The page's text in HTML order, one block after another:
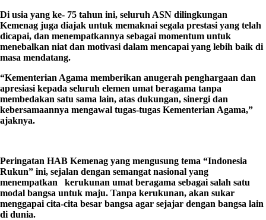
Di usia yang ke- 75 tahun ini, seluruh ASN dilingkungan
Kemenag juga diajak untuk memaknai segala prestasi yang telah
dicapai, dan menempatkannya sebagai momentum untuk
menebalkan niat dan motivasi dalam mencapai yang lebih baik di
masa mendatang.
“Kementerian Agama memberikan anugerah penghargaan dan
apresiasi kepada seluruh elemen umat beragama tanpa
membedakan satu sama lain, atas dukungan, sinergi dan
kebersamaannya mengawal tugas-tugas Kementerian Agama,”
ajaknya.
Peringatan HAB Kemenag yang mengusung tema “Indonesia
Rukun” ini, sejalan dengan semangat nasional yang
menempatkan kerukunan umat beragama sebagai salah satu
modal bangsa untuk maju. Tanpa kerukunan, akan sukar
menggapai cita-cita besar bangsa agar sejajar dengan bangsa lain
di dunia.